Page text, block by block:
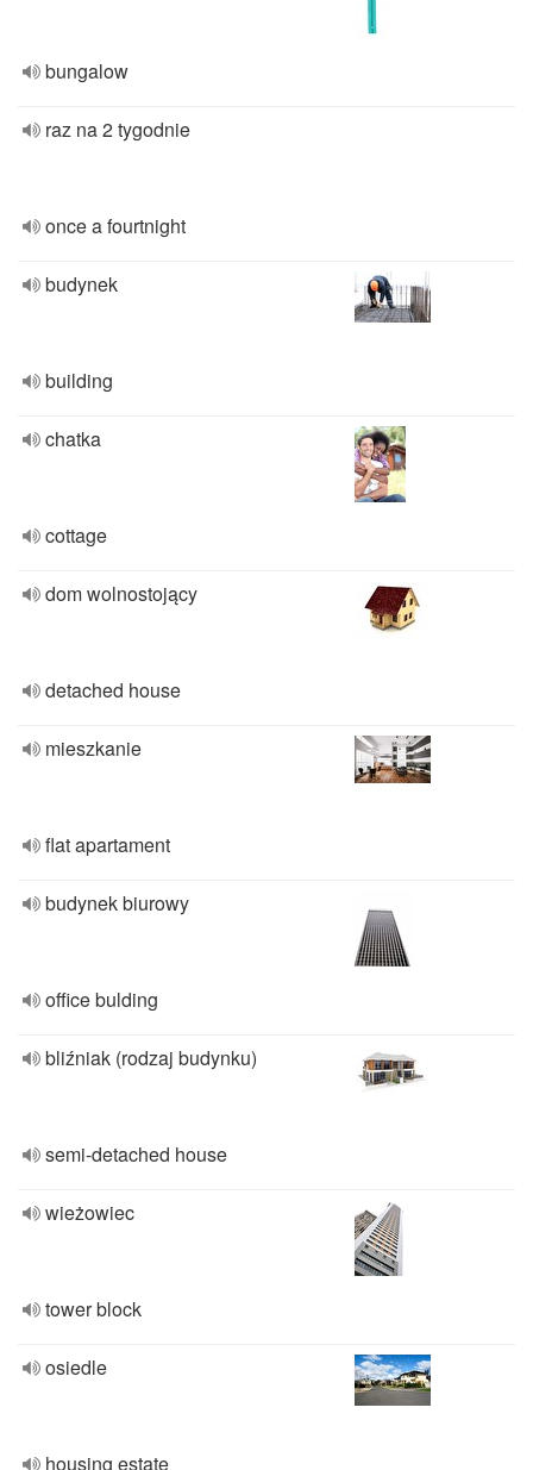
bungalow
raz na 2 tygodnie
once a fourtnight
budynek
building
chatka
cottage
dom wolnostojący
detached house
mieszkanie
flat apartament
budynek biurowy
office bulding
bliźniak (rodzaj budynku)
semi-detached house
wieżowiec
tower block
osiedle
housing estate